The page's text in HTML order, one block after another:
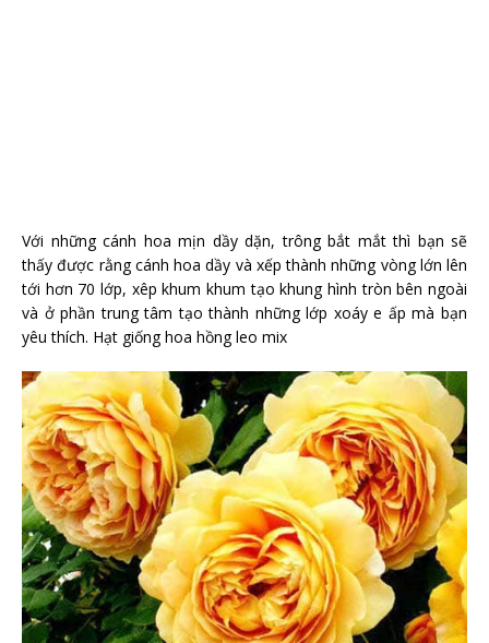
Với những cánh hoa mịn dầy dặn, trông bắt mắt thì bạn sẽ
thấy được rằng cánh hoa dầy và xếp thành những vòng lớn lên
tới hơn 70 lớp, xêp khum khum tạo khung hình tròn bên ngoài
và ở phần trung tâm tạo thành những lớp xoáy e ấp mà bạn
yêu thích. Hạt giống hoa hồng leo mix